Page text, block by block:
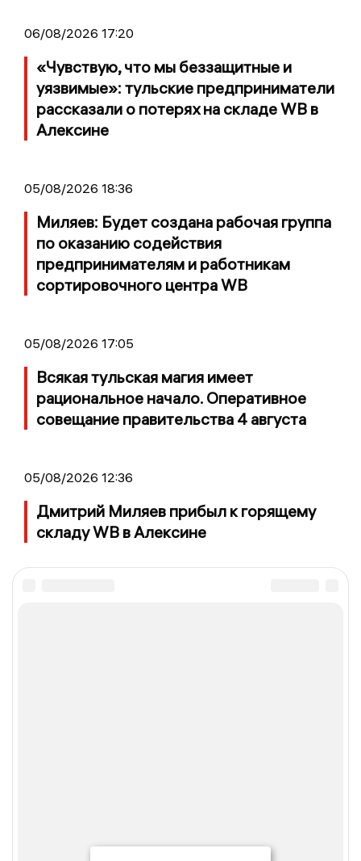
06/08/2026 17:20
«Чувствую, что мы беззащитные и
уязвимые»: тульские предприниматели
рассказали о потерях на складе WB в
Алексине
05/08/2026 18:36
Миляев: Будет создана рабочая группа
по оказанию содействия
предпринимателям и работникам
сортировочного центра WB
05/08/2026 17:05
Всякая тульская магия имеет
рациональное начало. Оперативное
совещание правительства 4 августа
05/08/2026 12:36
Дмитрий Миляев прибыл к горящему
складу WB в Алексине